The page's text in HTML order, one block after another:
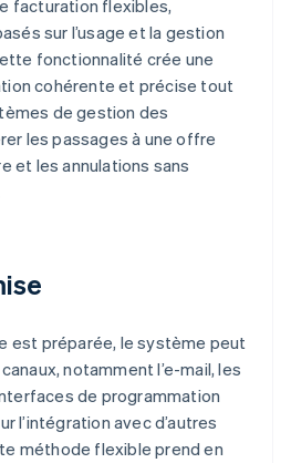
facturation flexibles,
sur l’usage et la gestion
fonctionnalité crée une
cohérente et précise tout
de gestion des
les passages à une offre
et les annulations sans
est préparée, le système peut
notamment l’e-mail, les
de programmation
l’intégration avec d’autres
méthode flexible prend en